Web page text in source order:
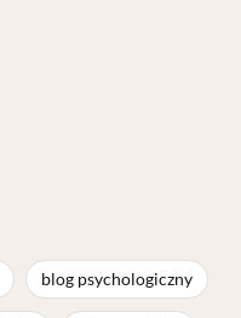
blog psychologiczny